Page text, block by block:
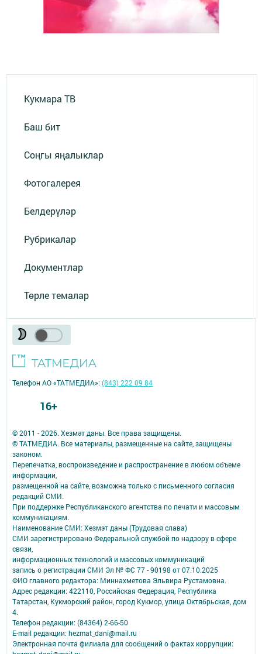
Кукмара ТВ
Баш бит
Соңгы яңалыклар
Фотогалерея
Белдерүләр
Рубрикалар
Документлар
Төрле темалар
© 2011 - 2026. Хезмәт даны. Все права защищены.
© ТАТМЕДИА. Все материалы, размещенные на сайте, защищены
законом.
Перепечатка, воспроизведение и распространение в любом объеме
информации,
размещенной на сайте, возможна только с письменного согласия
редакций СМИ.
При поддержке Республиканского агентства по печати и массовым
коммуникациям.
Наименование СМИ: Хезмэт даны (Трудовая слава)
СМИ зарегистрировано Федеральной службой по надзору в сфере
связи,
информационных технологий и массовых коммуникаций
запись о регистрации СМИ Эл № ФС 77 - 90198 от 07.10.2025
ФИО главного редактора: Миннахметова Эльвира Рустамовна.
Адрес редакции: 422110, Российская Федерация, Республика
Татарстан, Кукморский район, город Кукмор, улица Октябрьская, дом
4.
Телефон редакции: (84364) 2-66-50
E-mail редакции: hezmat_dani@mail.ru
Электронная почта филиала для сообщений о фактах коррупции:
Телефон АО «ТАТМЕДИА»:(843) 222 09 84
16+